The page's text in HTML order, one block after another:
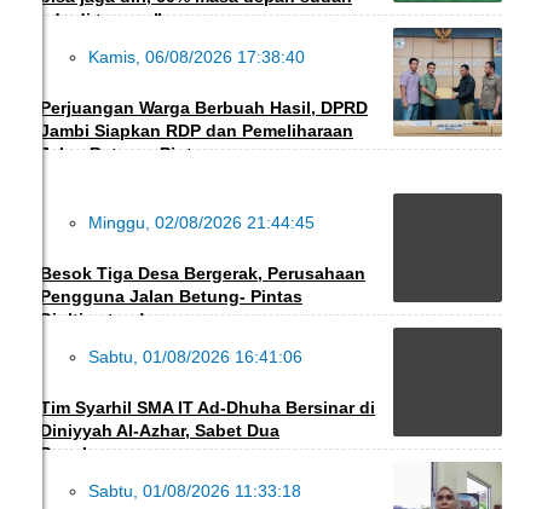
ada di tangan”
DAERAH
Kamis, 06/08/2026 17:38:40
Perjuangan Warga Berbuah Hasil, DPRD
Jambi Siapkan RDP dan Pemeliharaan
Jalan Betung–Pintas
DAERAH
Minggu, 02/08/2026 21:44:45
Besok Tiga Desa Bergerak, Perusahaan
Pengguna Jalan Betung- Pintas
Diultimatum!
PENDIDIKAN
Sabtu, 01/08/2026 16:41:06
Tim Syarhil SMA IT Ad-Dhuha Bersinar di
Diniyyah Al-Azhar, Sabet Dua
Penghargaan
DAERAH
Sabtu, 01/08/2026 11:33:18